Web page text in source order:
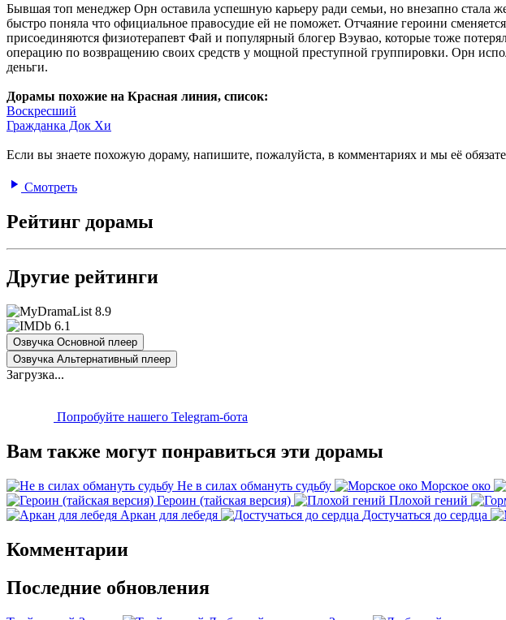
Бывшая топ менеджер Орн оставила успешную карьеру ради семьи, но внезапно
быстро поняла что официальное правосудие ей не поможет. Отчаяние героини
присоединяются физиотерапевт Фай и популярный блогер Вэувао, которые тоже
операцию по возвращению своих средств у мощной преступной группировки. Орн
деньги.
Дорамы похожие на Красная линия, список:
Воскресший
Гражданка Док Хи
Если вы знаете похожую дораму, напишите, пожалуйста, в комментариях и мы её
Смотреть
Рейтинг дорамы
Другие рейтинги
8.9
6.1
Озвучка Основной плеер
Озвучка Альтернативный плеер
Загрузка...
Попробуйте нашего Telegram-бота
Вам также могут понравиться эти дорамы
Не в силах обмануть судьбу Морское око
Героин (тайская версия)
Плохой гений
Аркан для лебедя
Достучаться до сердца
Комментарии
Последние обновления